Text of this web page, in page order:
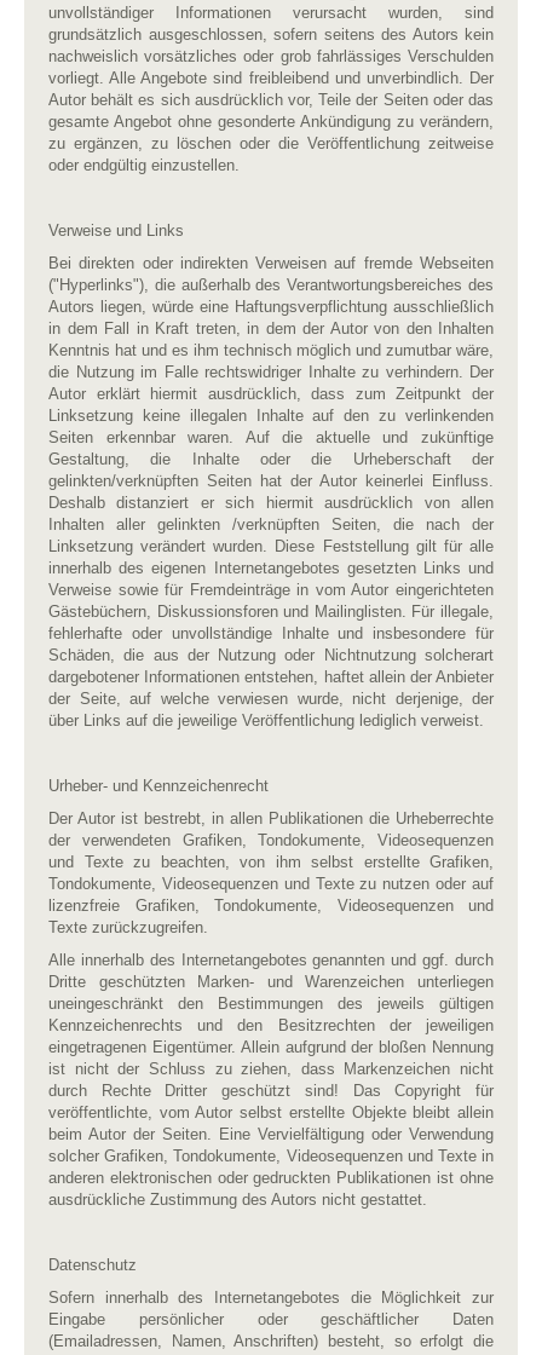
unvollständiger Informationen verursacht wurden, sind
grundsätzlich ausgeschlossen, sofern seitens des Autors kein
nachweislich vorsätzliches oder grob fahrlässiges Verschulden
vorliegt. Alle Angebote sind freibleibend und unverbindlich. Der
Autor behält es sich ausdrücklich vor, Teile der Seiten oder das
gesamte Angebot ohne gesonderte Ankündigung zu verändern,
zu ergänzen, zu löschen oder die Veröffentlichung zeitweise
oder endgültig einzustellen.
Verweise und Links
Bei direkten oder indirekten Verweisen auf fremde Webseiten
("Hyperlinks"), die außerhalb des Verantwortungsbereiches des
Autors liegen, würde eine Haftungsverpflichtung ausschließlich
in dem Fall in Kraft treten, in dem der Autor von den Inhalten
Kenntnis hat und es ihm technisch möglich und zumutbar wäre,
die Nutzung im Falle rechtswidriger Inhalte zu verhindern. Der
Autor erklärt hiermit ausdrücklich, dass zum Zeitpunkt der
Linksetzung keine illegalen Inhalte auf den zu verlinkenden
Seiten erkennbar waren. Auf die aktuelle und zukünftige
Gestaltung, die Inhalte oder die Urheberschaft der
gelinkten/verknüpften Seiten hat der Autor keinerlei Einfluss.
Deshalb distanziert er sich hiermit ausdrücklich von allen
Inhalten aller gelinkten /verknüpften Seiten, die nach der
Linksetzung verändert wurden. Diese Feststellung gilt für alle
innerhalb des eigenen Internetangebotes gesetzten Links und
Verweise sowie für Fremdeinträge in vom Autor eingerichteten
Gästebüchern, Diskussionsforen und Mailinglisten. Für illegale,
fehlerhafte oder unvollständige Inhalte und insbesondere für
Schäden, die aus der Nutzung oder Nichtnutzung solcherart
dargebotener Informationen entstehen, haftet allein der Anbieter
der Seite, auf welche verwiesen wurde, nicht derjenige, der
über Links auf die jeweilige Veröffentlichung lediglich verweist.
Urheber- und Kennzeichenrecht
Der Autor ist bestrebt, in allen Publikationen die Urheberrechte
der verwendeten Grafiken, Tondokumente, Videosequenzen
und Texte zu beachten, von ihm selbst erstellte Grafiken,
Tondokumente, Videosequenzen und Texte zu nutzen oder auf
lizenzfreie Grafiken, Tondokumente, Videosequenzen und
Texte zurückzugreifen.
Alle innerhalb des Internetangebotes genannten und ggf. durch
Dritte geschützten Marken- und Warenzeichen unterliegen
uneingeschränkt den Bestimmungen des jeweils gültigen
Kennzeichenrechts und den Besitzrechten der jeweiligen
eingetragenen Eigentümer. Allein aufgrund der bloßen Nennung
ist nicht der Schluss zu ziehen, dass Markenzeichen nicht
durch Rechte Dritter geschützt sind! Das Copyright für
veröffentlichte, vom Autor selbst erstellte Objekte bleibt allein
beim Autor der Seiten. Eine Vervielfältigung oder Verwendung
solcher Grafiken, Tondokumente, Videosequenzen und Texte in
anderen elektronischen oder gedruckten Publikationen ist ohne
ausdrückliche Zustimmung des Autors nicht gestattet.
Datenschutz
Sofern innerhalb des Internetangebotes die Möglichkeit zur
Eingabe persönlicher oder geschäftlicher Daten
(Emailadressen, Namen, Anschriften) besteht, so erfolgt die